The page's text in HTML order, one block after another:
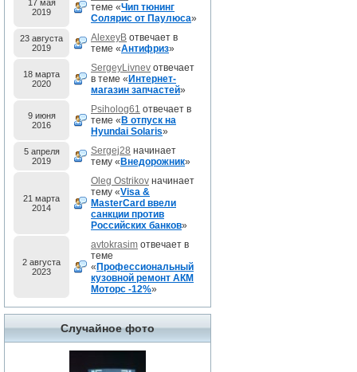
17 мая
2019
теме «Чип тюнинг
Солярис от Паулюса»
23 августа
2019
AlexeyB отвечает в
теме «Антифриз»
18 марта
2020
SergeyLivnev отвечает
в теме « Интернет-
магазин запчастей»
9 июня
2016
Psiholog61 отвечает в
теме « В отпуск на
Hyundai Solaris»
5 апреля
2019
Sergej28 начинает
тему « Внедорожник»
21 марта
2014
Oleg Ostrikov начинает
тему «Visa &
MasterCard ввели
санкции против
Российских банков»
2 августа
2023
avtokrasim отвечает в
теме
« Профессиональный
кузовной ремонт АКМ
Моторс -12%»
Случайное фото